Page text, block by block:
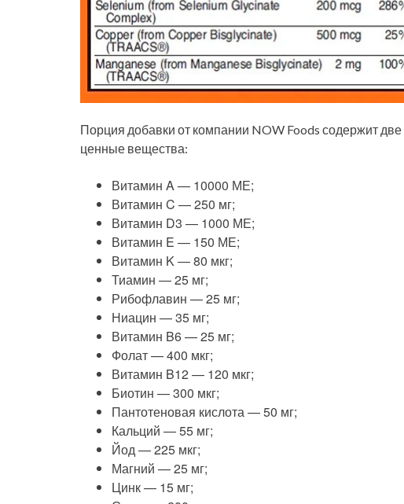
Порция добавки от компании NOW Foods содержит
ценные вещества:
Витамин A — 10000 МЕ;
Витамин C — 250 мг;
Витамин D3 — 1000 МЕ;
Витамин E — 150 МЕ;
Витамин K — 80 мкг;
Тиамин — 25 мг;
Рибофлавин — 25 мг;
Ниацин — 35 мг;
Витамин B6 — 25 мг;
Фолат — 400 мкг;
Витамин B12 — 120 мкг;
Биотин — 300 мкг;
Пантотеновая кислота — 50 мг;
Кальций — 55 мг;
Йод — 225 мкг;
Магний — 25 мг;
Цинк — 15 мг;